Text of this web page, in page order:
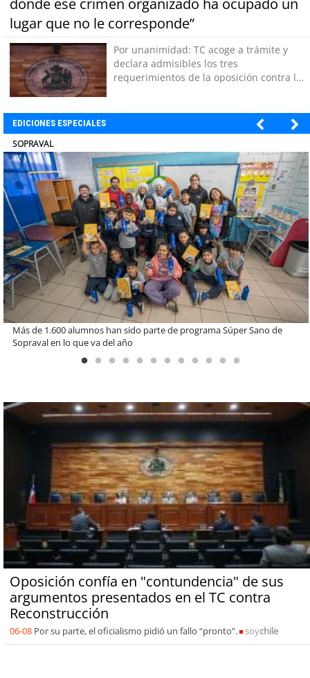
donde ese crimen organizado ha ocupado un
lugar que no le corresponde”
Por unanimidad: TC acoge a trámite y
declara admisibles los tres
requerimientos de la oposición contra la
EDICIONES ESPECIALES
ULTRAPORT
Miguel Palacios asume la presidencia de Magallanes Puerto
Sostenible con foco en la vinculación ciudadana
Oposición confía en "contundencia" de sus
argumentos presentados en el TC contra
Reconstrucción
06-08 Por su parte, el oficialismo pidió un fallo “pronto”. soychile